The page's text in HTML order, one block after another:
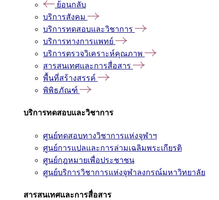
ย้อนกลับ
บริการสังคม
บริการทดสอบและวิชาการ
บริการทางการแพทย์
บริการตรวจวิเคราะห์คุณภาพ
สารสนเทศและการสื่อสาร
พื้นที่สร้างสรรค์
พิพิธภัณฑ์
บริการทดสอบและวิชาการ
ศูนย์ทดสอบทางวิชาการแห่งจุฬาฯ
ศูนย์การแปลและการล่ามเฉลิมพระเกียรติ
ศูนย์กฎหมายเพื่อประชาชน
ศูนย์บริการวิชาการแห่งจุฬาลงกรณ์มหาวิทยาลัย
สารสนเทศและการสื่อสาร